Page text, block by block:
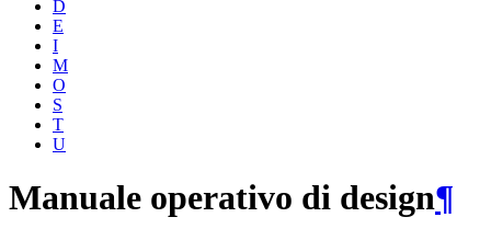
D
E
I
M
O
S
T
U
Manuale operativo di design¶